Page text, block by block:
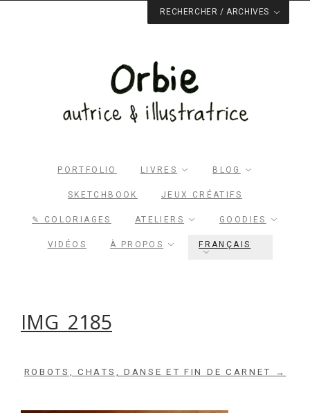
Rechercher dans le site
RECHERCHER / ARCHIVES
PORTFOLIO LIVRES BLOG
SKETCHBOOK JEUX CRÉATIFS
✎ COLORIAGES ATELIERS GOODIES
VIDÉOS À PROPOS FRANÇAIS
IMG_2185
ROBOTS, CHATS, DANSE ET FIN DE CARNET →